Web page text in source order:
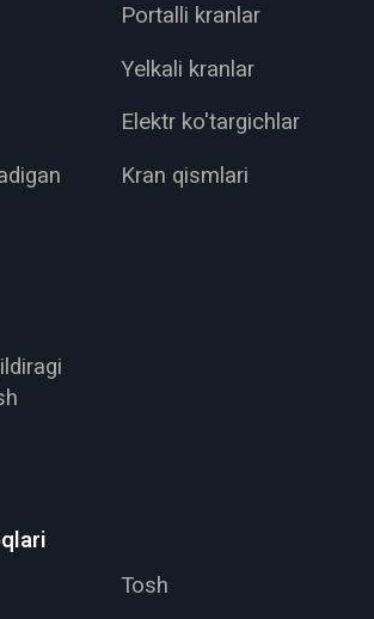
Portalli kranlar
Yelkali kranlar
Elektr ko'targichlar
Kran qismlari
Tosh